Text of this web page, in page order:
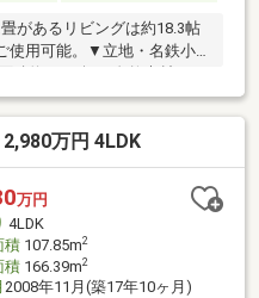
があるリビングは約18.3帖
使用可能。▼立地・名鉄小牧
電化仕様・家族が顔を合わ
等、収納豊富な設計・陽光を
ルは開放感ある吹抜け仕
お庭・4台以上駐車可能(車
味岡店」徒歩9分(約
約440m)
万円 4LDK
万円
4LDK
積107.85m2
積166.39m2
2008年11月(築17年10ヶ月)